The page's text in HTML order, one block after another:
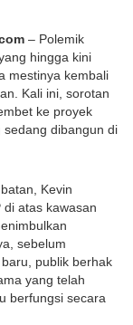
– Polemik
hingga kini
mestinya kembali
Kali ini, sorotan
ke proyek
sedang dibangun di
Kevin
atas kawasan
sebelum
publik berhak
yang telah
berfungsi secara